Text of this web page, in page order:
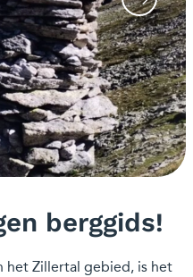
berggids!
het Zillertal gebied, is het